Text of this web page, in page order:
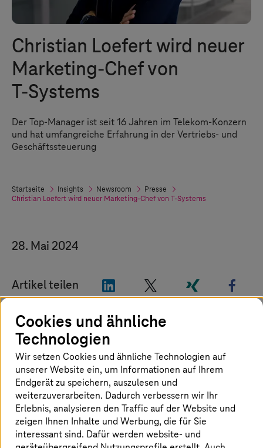
Christian Loefert wird neuer
Marketing-Chef von
T-Systems
Der Top-Manager ist seit 16 Jahren im Telekom-Konzern
und hat umfangreiche Erfahrung in der Vertriebs- und
Geschäftssteuerung
Startseite Insights Newsroom
Presse
Christian Loefert wird neuer Marketing-Chef von T-Systems
28. Mai 2024
Artikel teilen "LinkedIn" "Xing"
Internationaler ICT-Dienstleister holt
erfahrenen Telekom-Marketing-
Manager an Bord
Dr. Christian Loefert wird zum 1. September
2024 neuer Marketing-Chef der Telekom-
GroßkundensparteT-Systems . Aktuell ist er für
die Marketingkommunikation und Mobilfunk-
Cookies und ähnliche
Technologien
Wir setzen Cookies und ähnliche Technologien auf
unserer Website ein, um Informationen auf Ihrem
Endgerät zu speichern, auszulesen und
weiterzuverarbeiten. Dadurch verbessern wir Ihr
Erlebnis, analysieren den Traffic auf der Website und
zeigen Ihnen Inhalte und Werbung, die für Sie
interessant sind. Dafür werden website- und